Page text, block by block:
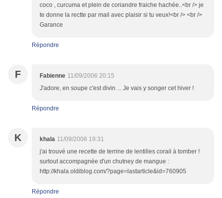
coco , curcuma et plein de coriandre fraiche hachée..<br /> je
te donne la rectte par mail avec plaisir si tu veux!<br /> <br />
Garance
Répondre
F Fabienne 11/09/2006 20:15
J'adore, en soupe c'est divin ... Je vais y songer cet hiver !
Répondre
K khala 11/09/2006 19:31
j'ai trouvé une recette de terrine de lentilles corail à tomber !
surtout accompagnée d'un chutney de mangue :
http://khala.oldiblog.com/?page=lastarticle&id=760905
Répondre